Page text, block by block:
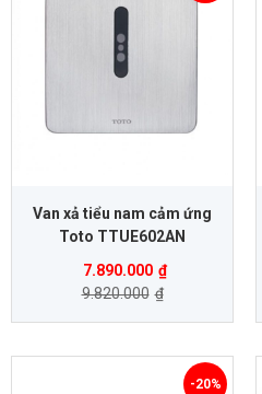
Van xả tiểu nam cảm ứng
Toto TTUE602AN
7.890.000 ₫
9.820.000 ₫
-20%